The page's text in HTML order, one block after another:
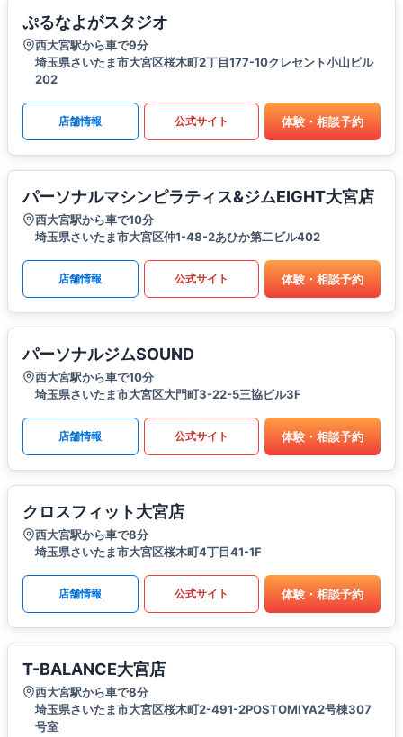
ぷるなよがスタジオ
西大宮駅から車で9分
埼玉県さいたま市大宮区桜木町2丁目177-10クレセント小山ビル
202
店舗情報 公式サイト 体験・相談予約
パーソナルマシンピラティス&ジムEIGHT大宮店
西大宮駅から車で10分
埼玉県さいたま市大宮区仲1-48-2あひか第二ビル402
店舗情報 公式サイト 体験・相談予約
パーソナルジムSOUND
西大宮駅から車で10分
埼玉県さいたま市大宮区大門町3-22-5三協ビル3F
店舗情報 公式サイト 体験・相談予約
クロスフィット大宮店
西大宮駅から車で8分
埼玉県さいたま市大宮区桜木町4丁目41-1F
店舗情報 公式サイト 体験・相談予約
T-BALANCE大宮店
西大宮駅から車で8分
埼玉県さいたま市大宮区桜木町2-491-2POSTOMIYA2号棟307
号室